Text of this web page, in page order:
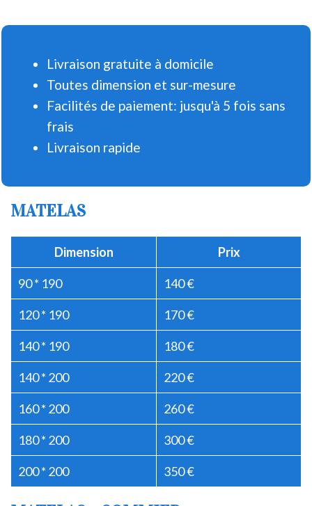
Livraison gratuite à domicile
Toutes dimension et sur-mesure
Facilités de paiement: jusqu'à 5 fois sans
frais
Livraison rapide
MATELAS
Dimension Prix
90 * 190 140 €
120 * 190 170 €
140 * 190 180 €
140 * 200 220 €
160 * 200 260 €
180 * 200 300 €
200 * 200 350 €